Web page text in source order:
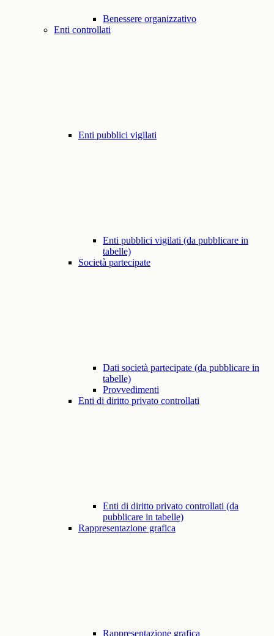
Benessere organizzativo
Enti controllati
Enti pubblici vigilati
Enti pubblici vigilati (da pubblicare in
tabelle)
Società partecipate
Dati società partecipate (da pubblicare in
tabelle)
Provvedimenti
Enti di diritto privato controllati
Enti di diritto privato controllati (da
pubblicare in tabelle)
Rappresentazione grafica
Rappresentazione grafica